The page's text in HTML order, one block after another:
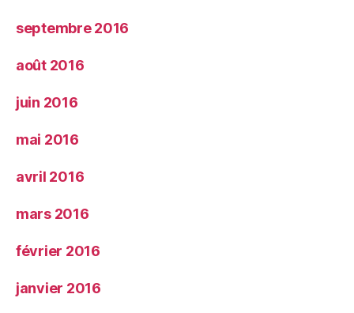
septembre 2016
août 2016
juin 2016
mai 2016
avril 2016
mars 2016
février 2016
janvier 2016